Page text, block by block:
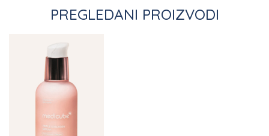
PREGLEDANI PROIZVODI